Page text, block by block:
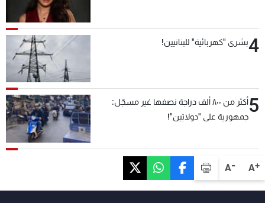
A+
A-
4بشرى "كهربائية" للبنانيين!
5
أكثر من ٨٠٠ ألف دراجة نصفها غير مسجّل:
جمهورية على "دولابَين"!